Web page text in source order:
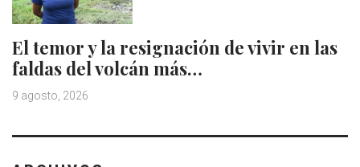
El temor y la resignación de vivir en las
faldas del volcán más…
9 agosto, 2026